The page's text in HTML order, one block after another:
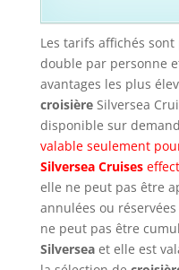
Les tarifs affichés
double par personne
avantages les plus
croisièreSilversea
disponible sur
valable seulement
Silversea Cruises
elle ne peut pas être
annulées ou
ne peut pas être
Silverseaet elle est